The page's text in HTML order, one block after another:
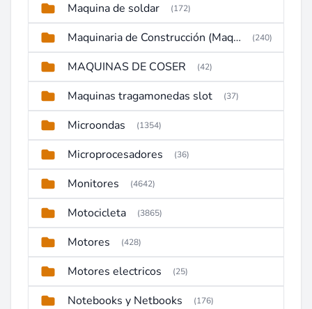
Maquina de soldar (172)
Maquinaria de Construcción (Maquinaria Pesada) (240)
MAQUINAS DE COSER (42)
Maquinas tragamonedas slot (37)
Microondas (1354)
Microprocesadores (36)
Monitores (4642)
Motocicleta (3865)
Motores (428)
Motores electricos (25)
Notebooks y Netbooks (176)